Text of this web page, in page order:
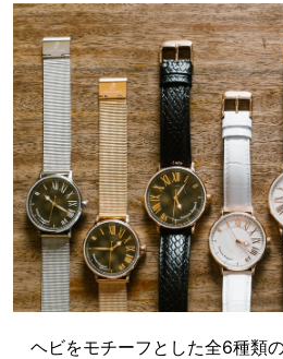
ヘビをモチーフとした全6種類